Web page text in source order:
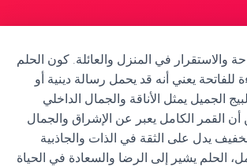
والاستقرار في المنزل والعائلة. كون الحلم
يعني أنه قد يحمل رسالة دينية أو
الجميل يمثل الأناقة والجمال الداخلي
القمر الكامل يعبر عن الإشراق والجمال
يدل على الثقة في الذات والجاذبية
الحلم يشير إلى الرضا والسعادة في الحياة